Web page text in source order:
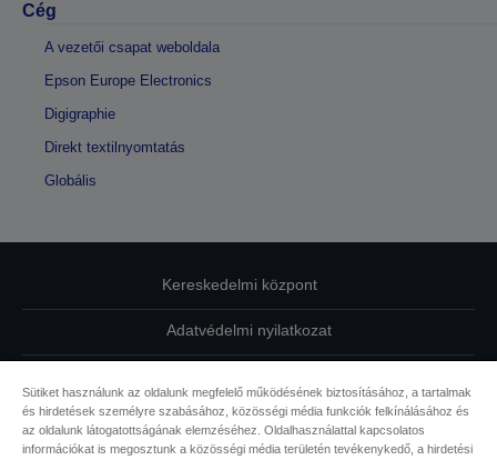
Cég
A vezetői csapat weboldala
Epson Europe Electronics
Digigraphie
Direkt textilnyomtatás
Globális
Kereskedelmi központ
Adatvédelmi nyilatkozat
Kapcsolatfelvétel
Sütiket használunk az oldalunk megfelelő működésének biztosításához, a tartalmak
és hirdetések személyre szabásához, közösségi média funkciók felkínálásához és
az oldalunk látogatottságának elemzéséhez. Oldalhasználattal kapcsolatos
információkat is megosztunk a közösségi média területén tevékenykedő, a hirdetési